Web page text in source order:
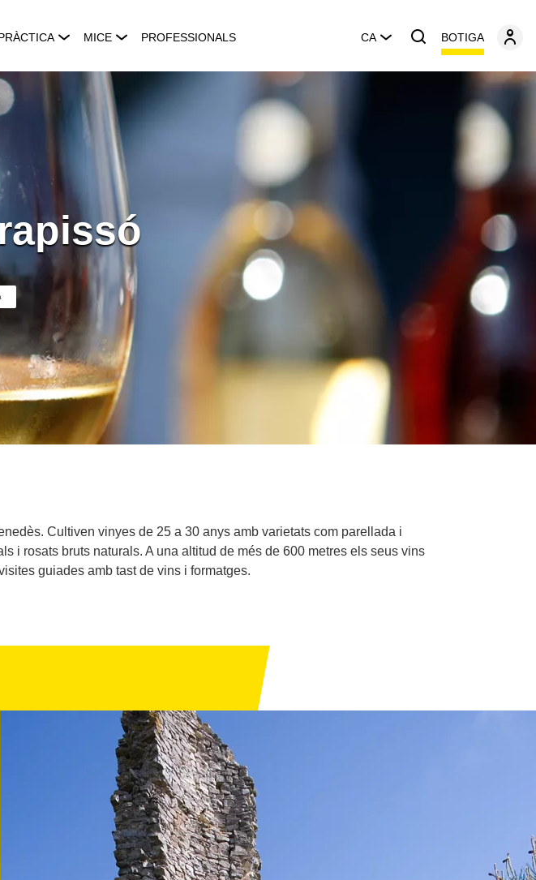
MICE PROFESSIONALS CA BOTIGA
Cultiven vinyes de 25 a 30 anys amb varietats com parellada i
i rosats bruts naturals. A una altitud de més de 600 metres els seus vins
guiades amb tast de vins i formatges.